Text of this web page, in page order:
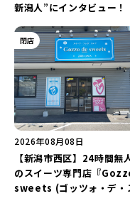
新潟人”にインタビュー！
トグラファー」など要チェ
♪
閉店
2026年08月08日
【新潟市西区】24時間無
のスイーツ専門店『
sweets (ゴッツォ・デ・